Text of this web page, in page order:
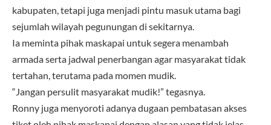
kabupaten, tetapi juga menjadi pintu masuk utama bagi
sejumlah wilayah pegunungan di sekitarnya.
Ia meminta pihak maskapai untuk segera menambah
armada serta jadwal penerbangan agar masyarakat tidak
tertahan, terutama pada momen mudik.
“Jangan persulit masyarakat mudik!” tegasnya.
Ronny juga menyoroti adanya dugaan pembatasan akses